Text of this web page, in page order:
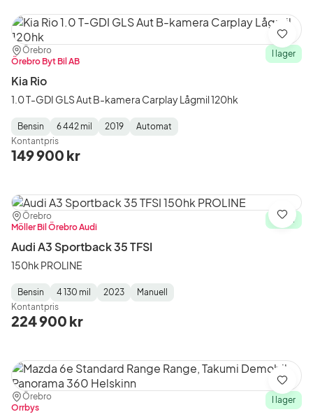
Plats:
Örebro
Återförsäljare:
Örebro Byt Bil AB
I lager
Kia Rio
1.0 T-GDI GLS Aut B-kamera Carplay Lågmil 120hk
Fuel
Type:
Bensin
Mätarställning:
6 442 mil
Model
Year:
2019
Gearbox
Type:
Automat
Kontantpris
149 900 kr
Spara
Plats:
Örebro
Återförsäljare:
Möller Bil Örebro Audi
I lager
Audi A3 Sportback 35 TFSI
150hk PROLINE
Fuel
Type:
Bensin
Mätarställning:
4 130 mil
Model
Year:
2023
Gearbox
Type:
Manuell
Kontantpris
224 900 kr
Spara
Plats:
Örebro
Återförsäljare:
Orrbys
I lager
Spara